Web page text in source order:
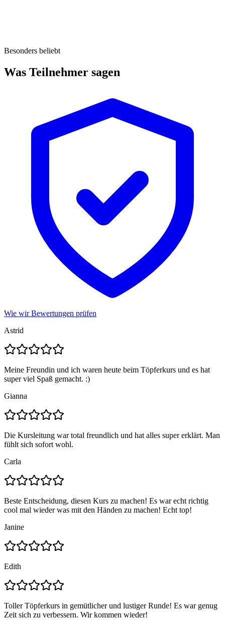
Besonders beliebt
Was Teilnehmer sagen
Wie wir Bewertungen prüfen
Astrid
Meine Freundin und ich waren heute beim Töpferkurs und es hat
super viel Spaß gemacht. :)
Gianna
Die Kursleitung war total freundlich und hat alles super erklärt. Man
fühlt sich sofort wohl.
Carla
Beste Entscheidung, diesen Kurs zu machen! Es war echt richtig
cool mal wieder was mit den Händen zu machen! Echt top!
Janine
Edith
Toller Töpferkurs in gemütlicher und lustiger Runde! Es war genug
Zeit sich zu verbessern. Wir kommen wieder!